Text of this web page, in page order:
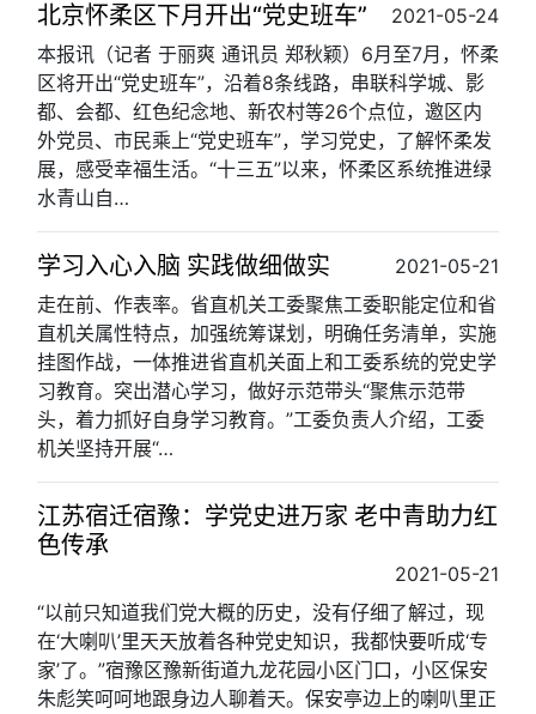
北京怀柔区下月开出“党史班车”
2021-05-24
本报讯（记者 于丽爽 通讯员 郑秋颖）6月至7月，怀柔
区将开出“党史班车”，沿着8条线路，串联科学城、影
都、会都、红色纪念地、新农村等26个点位，邀区内
外党员、市民乘上“党史班车”，学习党史，了解怀柔发
展，感受幸福生活。“十三五”以来，怀柔区系统推进绿
水青山自…
学习入心入脑 实践做细做实
2021-05-21
走在前、作表率。省直机关工委聚焦工委职能定位和省
直机关属性特点，加强统筹谋划，明确任务清单，实施
挂图作战，一体推进省直机关面上和工委系统的党史学
习教育。突出潜心学习，做好示范带头“聚焦示范带
头，着力抓好自身学习教育。”工委负责人介绍，工委
机关坚持开展“…
江苏宿迁宿豫：学党史进万家 老中青助力红
色传承
2021-05-21
“以前只知道我们党大概的历史，没有仔细了解过，现
在‘大喇叭’里天天放着各种党史知识，我都快要听成‘专
家’了。”宿豫区豫新街道九龙花园小区门口，小区保安
朱彪笑呵呵地跟身边人聊着天。保安亭边上的喇叭里正